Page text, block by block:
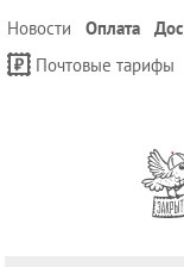
Новости Оплата
Почтовые тарифы